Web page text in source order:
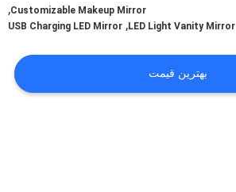
Customizable Makeup Mirror
,
LED Light Vanity Mirror
,
USB Charging LED Mirror
بهترین قیمت